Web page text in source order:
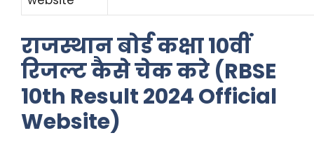
राजस्थान बोर्ड कक्षा 10वीं
रिजल्ट कैसे चेक करे (RBSE
10th Result 2024 Official
Website)